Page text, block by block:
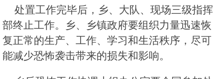
处置工作完毕后，乡、大队、现场三级指挥
部终止工作。乡、乡镇政府要组织力量迅速恢
复正常的生产、工作、学习和生活秩序，尽可
能减少恐怖袭击带来的损失和影响。